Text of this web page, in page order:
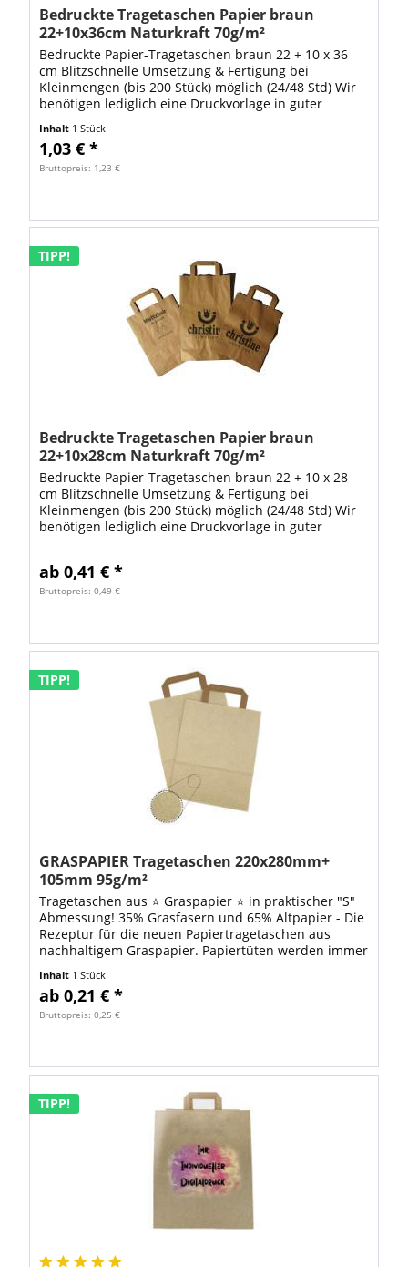
Bedruckte Tragetaschen Papier braun
22+10x36cm Naturkraft 70g/m²
Bedruckte Papier-Tragetaschen braun 22 + 10 x 36
cm Blitzschnelle Umsetzung & Fertigung bei
Kleinmengen (bis 200 Stück) möglich (24/48 Std) Wir
benötigen lediglich eine Druckvorlage in guter
Inhalt 1 Stück
1,03 € *
Bruttopreis: 1,23 €
TIPP!
Bedruckte Tragetaschen Papier braun
22+10x28cm Naturkraft 70g/m²
Bedruckte Papier-Tragetaschen braun 22 + 10 x 28
cm Blitzschnelle Umsetzung & Fertigung bei
Kleinmengen (bis 200 Stück) möglich (24/48 Std) Wir
benötigen lediglich eine Druckvorlage in guter
ab 0,41 € *
Bruttopreis: 0,49 €
TIPP!
GRASPAPIER Tragetaschen 220x280mm+
105mm 95g/m²
Tragetaschen aus ⭐ Graspapier ⭐ in praktischer "S"
Abmessung! 35% Grasfasern und 65% Altpapier - Die
Rezeptur für die neuen Papiertragetaschen aus
nachhaltigem Graspapier. Papiertüten werden immer
Inhalt 1 Stück
ab 0,21 € *
Bruttopreis: 0,25 €
TIPP!